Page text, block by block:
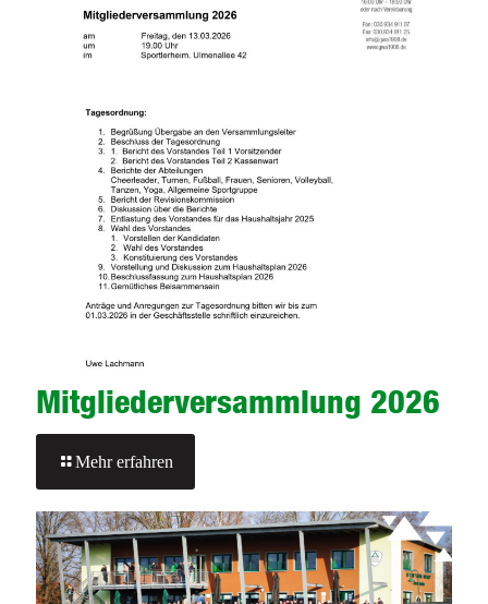
Mitgliederversammlung 2026
Mehr erfahren